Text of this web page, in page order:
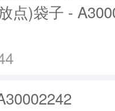
点)袋子 -